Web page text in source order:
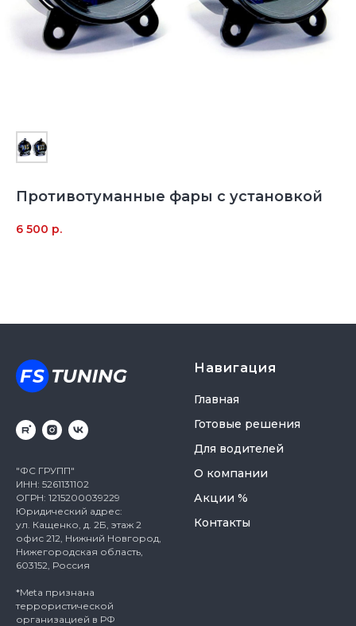
Противотуманные фары с установкой
6 500 р.
"ФС ГРУПП"
ИНН: 5261131102
ОГРН: 1215200039229
Юридический адрес:
ул. Кащенко, д. 2Б, этаж 2
офис 212, Нижний Новгород,
Нижегородская область,
603152, Россия
*Meta признана
террористической
организацией в РФ
Навигация
Главная
Готовые решения
Для водителей
О компании
Акции %
Контакты